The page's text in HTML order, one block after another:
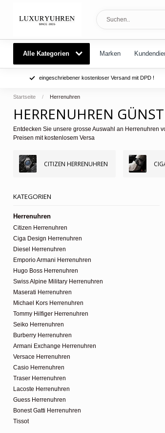
Alle Kategorien Marken
eingeschriebener kostenloser Versand mit DPD !
Startseite / Herrenuhren
HERRENUHREN
Entdecken Sie unsere grosse Auswahl an Herrenuhren
Preisen mit kostenlosem Versa
CITIZEN HERRENUHREN
KATEGORIEN
Herrenuhren
Citizen Herrenuhren
Ciga Design Herrenuhren
Diesel Herrenuhren
Emporio Armani Herrenuhren
Hugo Boss Herrenuhren
Swiss Alpine Military Herrenuhren
Maserati Herrenuhren
Michael Kors Herrenuhren
Tommy Hilfiger Herrenuhren
Seiko Herrenuhren
Burberry Herrenuhren
Armani Exchange Herrenuhren
Versace Herrenuhren
Casio Herrenuhren
Traser Herrenuhren
Lacoste Herrenuhren
Guess Herrenuhren
Bonest Gatti Herrenuhren
Tissot